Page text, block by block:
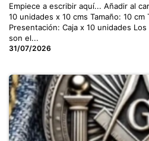
Empiece a escribir aquí... Añadir al
10 unidades x 10 cms Tamaño: 10
Presentación: Caja x 10 unidades
son el...
31/07/2026